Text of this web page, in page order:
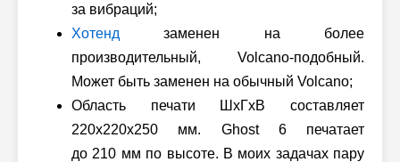
за вибраций;
Хотенд заменен на более
производительный, Volcano-подобный.
Может быть заменен на обычный Volcano;
Область печати ШxГxВ составляет
220x220x250 мм. Ghost 6 печатает
до 210 мм по высоте. В моих задачах пару